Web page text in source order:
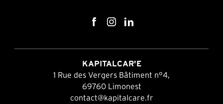
KAPITALCAR'E
1 Rue des Vergers Bâtiment n°4,
69760 Limonest
contact@kapitalcare.fr